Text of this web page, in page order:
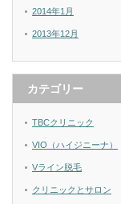
2014年1月
2013年12月
カテゴリー
TBCクリニック
VIO（ハイジニーナ）
Vライン脱毛
クリニックとサロン